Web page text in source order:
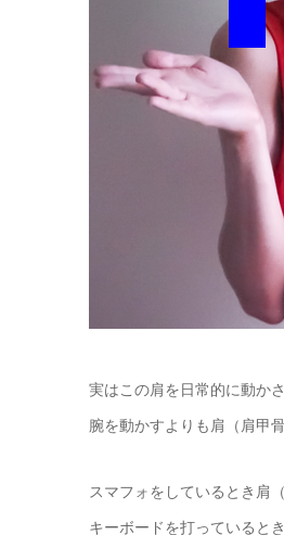
実はこの肩を日常的に動か
腕を動かすよりも肩（肩甲
スマフォをしているとき肩
キーボードを打っていると